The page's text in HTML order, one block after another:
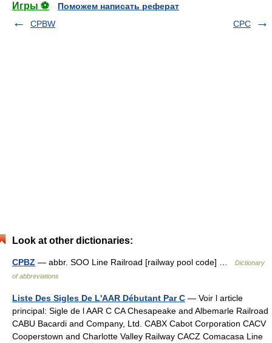
Игры ⚽
Поможем написать реферат
CPBW
CPC
Look at other dictionaries:
CPBZ — abbr. SOO Line Railroad [railway pool code] …
Dictionary
of abbreviations
Liste Des Sigles De L'AAR Débutant Par C — Voir l article
principal: Sigle de l AAR C CA Chesapeake and Albemarle Railroad
CABU Bacardi and Company, Ltd. CABX Cabot Corporation CACV
Cooperstown and Charlotte Valley Railway CACZ Comacasa Line